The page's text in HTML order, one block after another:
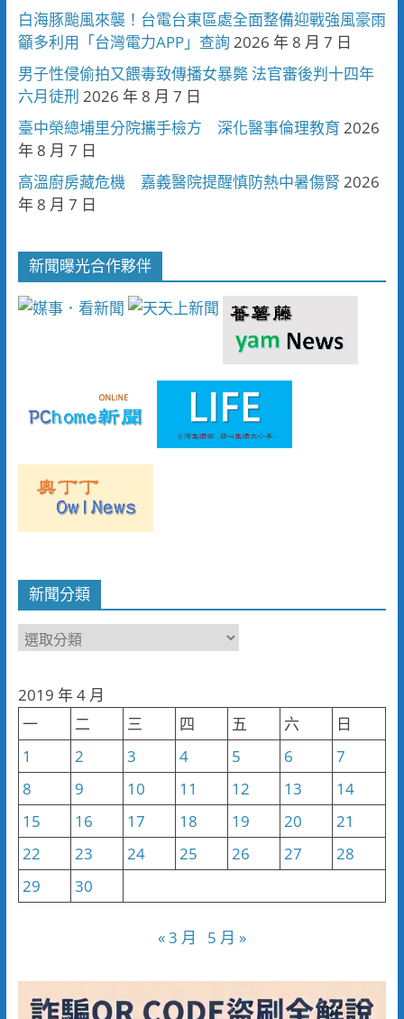
白海豚颱風來襲！台電台東區處全面整備迎戰強風豪雨
籲多利用「台灣電力APP」查詢 2026 年 8 月 7 日
男子性侵偷拍又餵毒致傳播女暴斃 法官審後判十四年
六月徒刑 2026 年 8 月 7 日
臺中榮總埔里分院攜手檢方 深化醫事倫理教育 2026
年 8 月 7 日
高溫廚房藏危機 嘉義醫院提醒慎防熱中暑傷腎 2026
年 8 月 7 日
新聞曝光合作夥伴
新聞分類
新
類
2019 年 4 月
一
二 三 四 五 六
日
1
2 3 4 5 6
7
8
9 10 11 12 13
14
15
16 17 18 19 20
21
22
23 24 25 26 27
28
29
30
« 3 月 5 月 »